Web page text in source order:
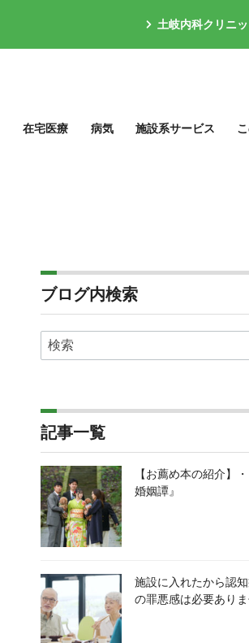
土岐内科クリニ
在宅医療 病気 施設系サービス
ブログ内検索
記事一覧
【お薦め本の紹介】
婚姻譚』
施設に入れたから認
の罪悪感は必要あり